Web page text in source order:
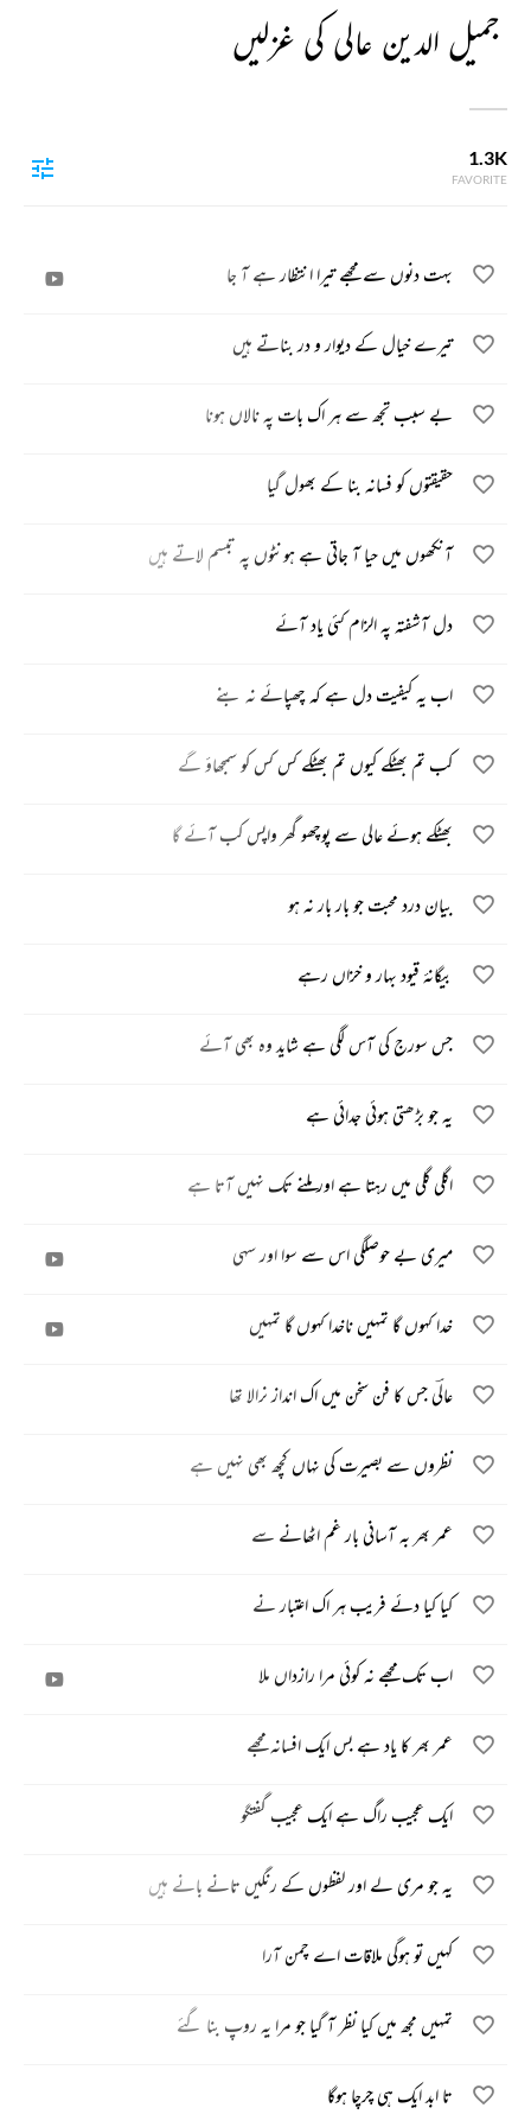
جمیل الدین عالی کی غزلیں
1.3K
FAVORITE
بہت دنوں سے مجھے تیرا انتظار ہے آ جا
تیرے خیال کے دیوار و در بناتے ہیں
بے سبب تجھ سے ہر اک بات پہ نالاں ہونا
حقیقتوں کو فسانہ بنا کے بھول گیا
آنکھوں میں حیا آ جاتی ہے ہونٹوں پہ تبسم لاتے ہیں
دل آشفتہ پہ الزام کئی یاد آئے
اب یہ کیفیت دل ہے کہ چھپائے نہ بنے
کب تم بھٹکے کیوں تم بھٹکے کس کس کو سمجھاؤ گے
بھٹکے ہوئے عالی سے پوچھو گھر واپس کب آئے گا
بیان درد محبت جو بار بار نہ ہو
بیگانۂ قیود بہار و خزاں رہے
جس سورج کی آس لگی ہے شاید وہ بھی آئے
یہ جو بڑھتی ہوئی جدائی ہے
اگلی گلی میں رہتا ہے اور ملنے تک نہیں آتا ہے
میری بے حوصلگی اس سے سوا اور سہی
خدا کہوں گا تمہیں ناخدا کہوں گا تمہیں
عالؔی جس کا فن سخن میں اک انداز نرالا تھا
نظروں سے بصیرت کی نہاں کچھ بھی نہیں ہے
عمر بھر بہ آسانی بار غم اٹھانے سے
کیا کیا دئے فریب ہر اک اعتبار نے
اب تک مجھے نہ کوئی مرا رازداں ملا
عمر بھر کا یاد ہے بس ایک افسانہ مجھے
ایک عجیب راگ ہے ایک عجیب گفتگو
یہ جو مری لے اور لفظوں کے رنگیں تانے بانے ہیں
کہیں تو ہوگی ملاقات اے چمن آرا
تمہیں مجھ میں کیا نظر آ گیا جو مرا یہ روپ بنا گئے
تا ابد ایک ہی چرچا ہوگا